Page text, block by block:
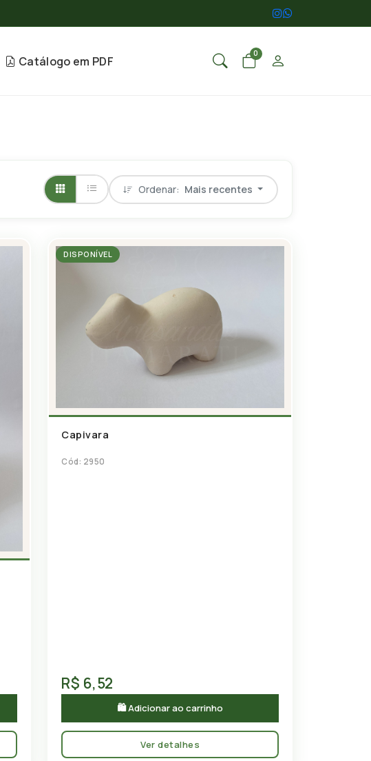
Catálogo em PDF
0
Ordenar: Mais recentes
DISPONÍVEL
Capivara
Cód: 2950
R$ 6,52
🛍 Adicionar ao carrinho
Ver detalhes